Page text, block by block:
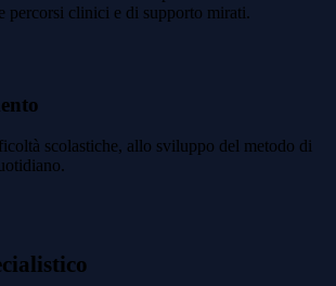
percorsi clinici e di supporto mirati.
scolastiche, allo sviluppo del metodo di